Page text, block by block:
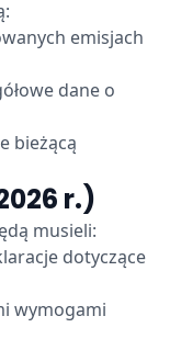
emisjach
dane o
bieżącą
r.)
musieli:
dotyczące
wymogami